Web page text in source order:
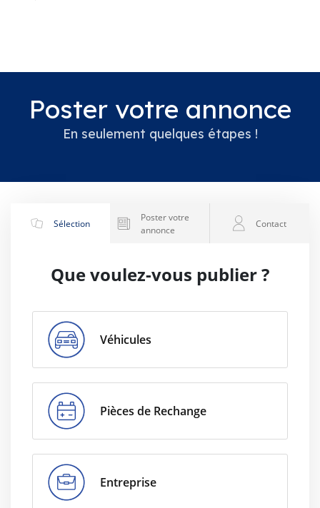
Poster votre annonce
En seulement quelques étapes !
Sélection
Poster votre
annonce
Contact
Que voulez-vous publier ?
Véhicules
Pièces de Rechange
Entreprise